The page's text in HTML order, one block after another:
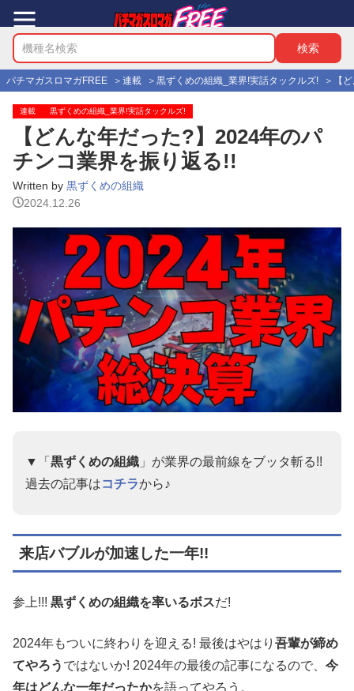
パチマガスロマガFREE 連載 黒ずくめの組織_業界!実話タックルズ! 【
連載 黒ずくめの組織_業界!実話タックルズ!
【どんな年だった?】2024年のパ
チンコ業界を振り返る!!
Written by 黒ずくめの組織
2024.12.26
▼「 黒ずくめの組織 」が業界の最前線をブッタ斬る!!
過去の記事はコチラから♪
来店バブルが加速した一年!!
参上!!! 黒ずくめの組織を率いるボスだ!
2024年もついに終わりを迎える! 最後はやはり 吾輩が締め
てやろう ではないか! 2024年の最後の記事になるので、 今
年はどんな一年だったかを語ってやろう。